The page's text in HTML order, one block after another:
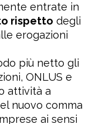
entrate in
rispetto degli
erogazioni
più netto gli
ONLUS e
attività a
nuovo comma
ai sensi